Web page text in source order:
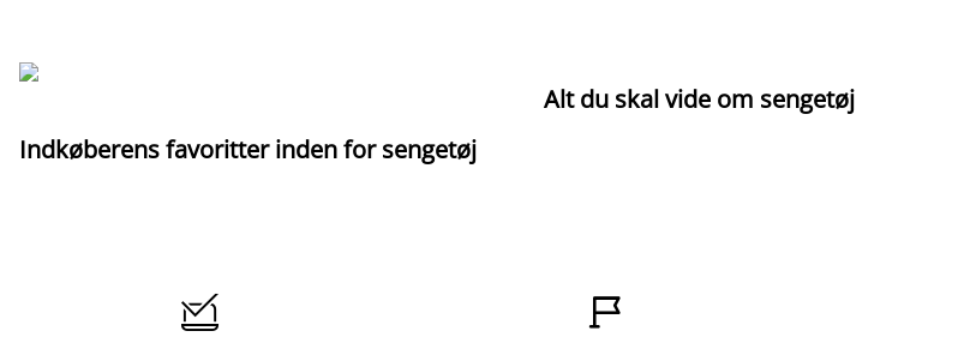
Indkøberens favoritter inden for sengetøj
Alt du skal vide om sengetøj
 